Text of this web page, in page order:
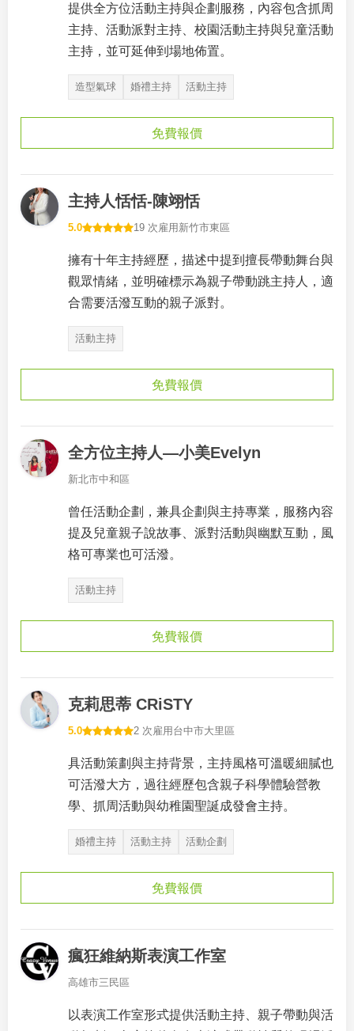
提供全方位活動主持與企劃服務，內容包含抓周
主持、活動派對主持、校園活動主持與兒童活動
主持，並可延伸到場地佈置。
造型氣球 婚禮主持 活動主持
免費報價
主持人恬恬-陳翊恬
5.0 19 次雇用 新竹市東區
擁有十年主持經歷，描述中提到擅長帶動舞台與
觀眾情緒，並明確標示為親子帶動跳主持人，適
合需要活潑互動的親子派對。
活動主持
免費報價
全方位主持人—小美Evelyn
新北市中和區
曾任活動企劃，兼具企劃與主持專業，服務內容
提及兒童親子說故事、派對活動與幽默互動，風
格可專業也可活潑。
活動主持
免費報價
克莉思蒂 CRiSTY
5.0 2 次雇用 台中市大里區
具活動策劃與主持背景，主持風格可溫暖細膩也
可活潑大方，過往經歷包含親子科學體驗營教
學、抓周活動與幼稚園聖誕成發會主持。
婚禮主持 活動主持 活動企劃
免費報價
瘋狂維納斯表演工作室
高雄市三民區
以表演工作室形式提供活動主持、親子帶動與活